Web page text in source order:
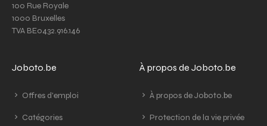
100 Rue Royale
1000 Bruxelles
TVA BE0432.916.146
Joboto.be
Offres d'emploi
Catégories
À propos de Joboto.be
À propos de Joboto.be
Protection de la vie privée